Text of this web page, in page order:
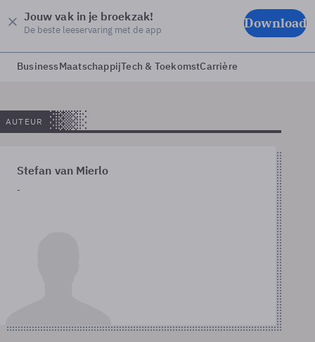
Jouw vak in je broekzak!
De beste leeservaring met de app Download
BusinessMaatschappijTech & ToekomstCarrière
AUTEUR
Stefan van Mierlo
-